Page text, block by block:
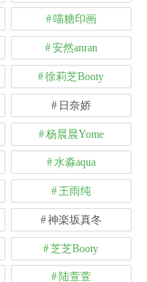
喵糖印画
安然anran
徐莉芝Booty
日奈娇
杨晨晨Yome
水淼aqua
王雨纯
神楽坂真冬
芝芝Booty
陆萱萱